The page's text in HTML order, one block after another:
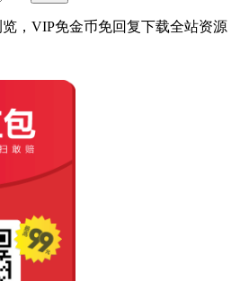
览，VIP免金币免回复下载全站资源